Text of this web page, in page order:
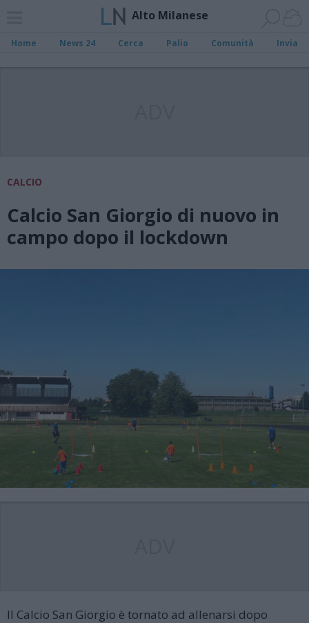
Alto Milanese
Home News 24 Cerca Palio Comunità Invia
CALCIO
Calcio San Giorgio di nuovo in
campo dopo il lockdown
Il Calcio San Giorgio è tornato ad allenarsi dopo